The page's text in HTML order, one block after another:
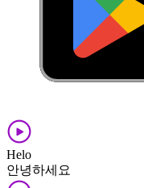
Helo
안녕하세요